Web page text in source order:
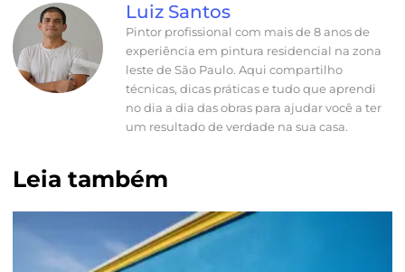
Luiz Santos
Pintor profissional com mais de 8 anos de
experiência em pintura residencial na zona
leste de São Paulo. Aqui compartilho
técnicas, dicas práticas e tudo que aprendi
no dia a dia das obras para ajudar você a ter
um resultado de verdade na sua casa.
Leia também